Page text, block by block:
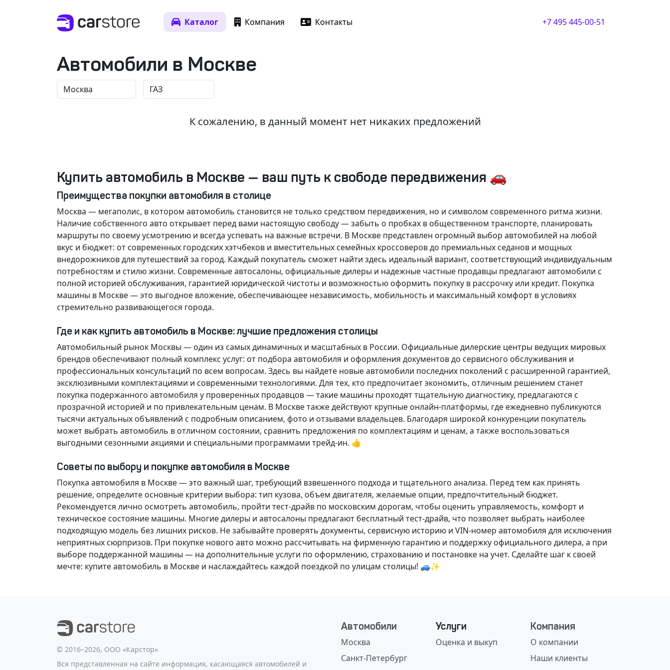
Каталог Компания Контакты +7 495 445-00-51
Автомобили в Москве
К сожалению, в данный момент нет никаких предложений
Купить автомобиль в Москве — ваш путь к свободе передвижения 🚗
Преимущества покупки автомобиля в столице
Москва — мегаполис, в котором автомобиль становится не только средством передвижения, но и символом современного ритма жизни.
Наличие собственного авто открывает перед вами настоящую свободу — забыть о пробках в общественном транспорте, планировать
маршруты по своему усмотрению и всегда успевать на важные встречи. В Москве представлен огромный выбор автомобилей на любой
вкус и бюджет: от современных городских хэтчбеков и вместительных семейных кроссоверов до премиальных седанов и мощных
внедорожников для путешествий за город. Каждый покупатель сможет найти здесь идеальный вариант, соответствующий индивидуальным
потребностям и стилю жизни. Современные автосалоны, официальные дилеры и надежные частные продавцы предлагают автомобили с
полной историей обслуживания, гарантией юридической чистоты и возможностью оформить покупку в рассрочку или кредит. Покупка
машины в Москве — это выгодное вложение, обеспечивающее независимость, мобильность и максимальный комфорт в условиях
стремительно развивающегося города.
Где и как купить автомобиль в Москве: лучшие предложения столицы
Автомобильный рынок Москвы — один из самых динамичных и масштабных в России. Официальные дилерские центры ведущих мировых
брендов обеспечивают полный комплекс услуг: от подбора автомобиля и оформления документов до сервисного обслуживания и
профессиональных консультаций по всем вопросам. Здесь вы найдете новые автомобили последних поколений с расширенной гарантией,
эксклюзивными комплектациями и современными технологиями. Для тех, кто предпочитает экономить, отличным решением станет
покупка подержанного автомобиля у проверенных продавцов — такие машины проходят тщательную диагностику, предлагаются с
прозрачной историей и по привлекательным ценам. В Москве также действуют крупные онлайн-платформы, где ежедневно публикуются
тысячи актуальных объявлений с подробным описанием, фото и отзывами владельцев. Благодаря широкой конкуренции покупатель
может выбрать автомобиль в отличном состоянии, сравнить предложения по комплектациям и ценам, а также воспользоваться
выгодными сезонными акциями и специальными программами трейд-ин. 👍
Советы по выбору и покупке автомобиля в Москве
Покупка автомобиля в Москве — это важный шаг, требующий взвешенного подхода и тщательного анализа. Перед тем как принять
решение, определите основные критерии выбора: тип кузова, объем двигателя, желаемые опции, предпочтительный бюджет.
Рекомендуется лично осмотреть автомобиль, пройти тест-драйв по московским дорогам, чтобы оценить управляемость, комфорт и
техническое состояние машины. Многие дилеры и автосалоны предлагают бесплатный тест-драйв, что позволяет выбрать наиболее
подходящую модель без лишних рисков. Не забывайте проверять документы, сервисную историю и VIN-номер автомобиля для исключения
неприятных сюрпризов. При покупке нового авто можно рассчитывать на фирменную гарантию и поддержку официального дилера, а при
выборе поддержанной машины — на дополнительные услуги по оформлению, страхованию и постановке на учет. Сделайте шаг к своей
мечте: купите автомобиль в Москве и наслаждайтесь каждой поездкой по улицам столицы! 🚙✨
©️ 2016–2026, ООО «Карстор»
Вся представленная на сайте информация, касающаяся автомобилей и
Автомобили
Москва
Санкт-Петербург
Услуги
Оценка и выкуп
Компания
О компании
Наши клиенты